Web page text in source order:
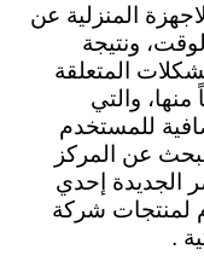
المنزلية عن
ونتيجة
المتعلقة
والتي
للمستخدم
عن المركز
الجديدة إحدي
لمنتجات شركة
.